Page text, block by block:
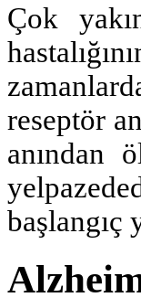
Çok
reseptör
anından
başlangıç